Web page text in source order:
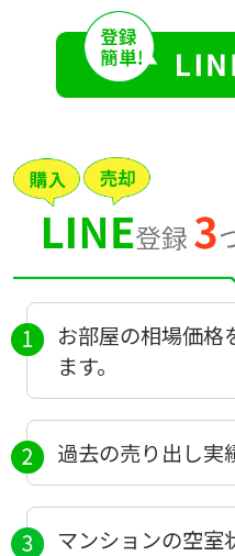
お部屋の相場価格
ます。
過去の売り出し実
マンションの空室